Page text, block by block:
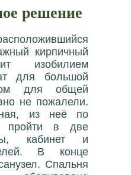
решение
кирпичный
изобилием
для большой
для общей
не пожалели.
из неё по
пройти в две
кабинет и
В конце
Спальня